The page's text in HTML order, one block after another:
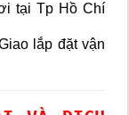
tại Tp Hồ Chí
lắp đặt vận